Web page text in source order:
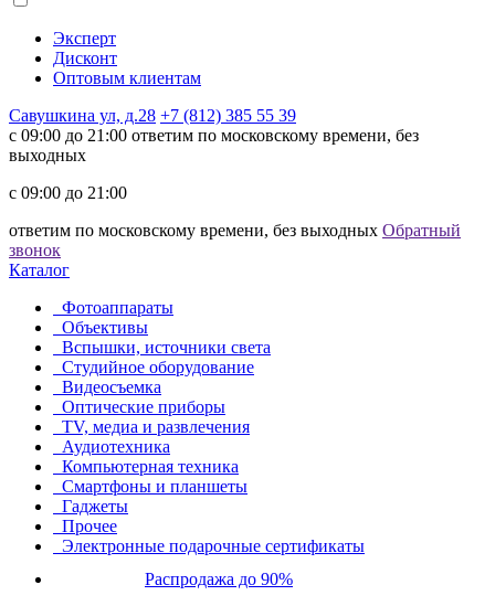
Эксперт
Дисконт
Оптовым клиентам
Савушкина ул, д.28 +7 (812) 385 55 39
c 09:00 до 21:00 ответим по московскому времени, без
выходных
c 09:00 до 21:00
ответим по московскому времени, без выходных Обратный
звонок
Каталог
Фотоаппараты
Объективы
Вспышки, источники света
Студийное оборудование
Видеосъемка
Оптические приборы
TV, медиа и развлечения
Аудиотехника
Компьютерная техника
Смартфоны и планшеты
Гаджеты
Прочее
Электронные подарочные сертификаты
Распродажа до 90%